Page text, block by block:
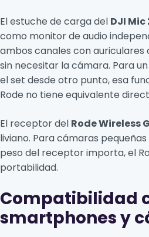
El estuche de carga del DJI Mic
como monitor de audio
ambos canales con
sin necesitar la cámara. Para
el set desde otro punto, esa
Rode no tiene equivalente
El receptor del Rode Wireless
liviano. Para cámaras
peso del receptor importa, el
portabilidad.
Compatibilidad
smartphones y